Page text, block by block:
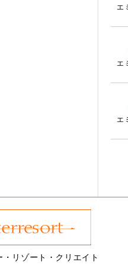
エ
エ
エ
リゾート・クリエイト